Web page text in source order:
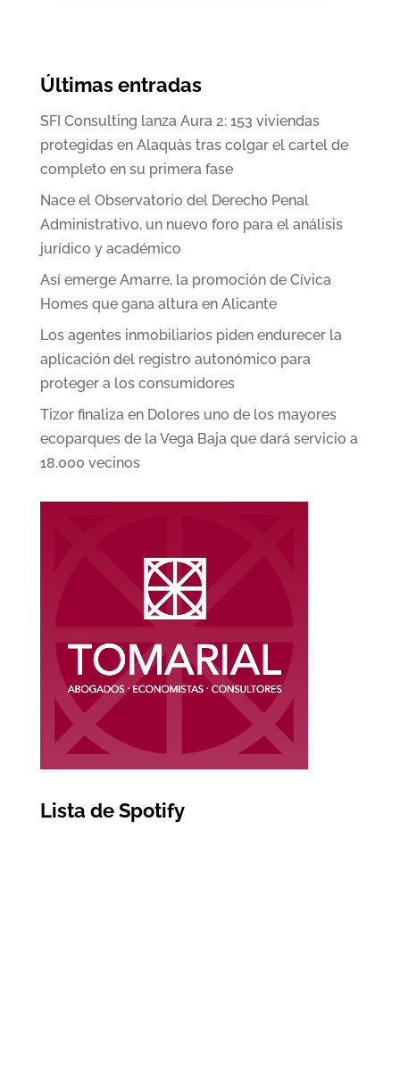
Últimas entradas
SFI Consulting lanza Aura 2: 153 viviendas
protegidas en Alaquàs tras colgar el cartel de
completo en su primera fase
Nace el Observatorio del Derecho Penal
Administrativo, un nuevo foro para el análisis
jurídico y académico
Así emerge Amarre, la promoción de Cívica
Homes que gana altura en Alicante
Los agentes inmobiliarios piden endurecer la
aplicación del registro autonómico para
proteger a los consumidores
Tizor finaliza en Dolores uno de los mayores
ecoparques de la Vega Baja que dará servicio a
18.000 vecinos
Lista de Spotify